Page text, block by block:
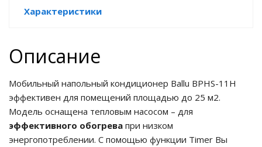
Характеристики
Описание
Мобильный напольный кондиционер Ballu BPHS-11H
эффективен для помещений площадью до 25 м2.
Модель оснащена тепловым насосом – для
эффективного обогрева при низком
энергопотреблении. С помощью функции Timer Вы